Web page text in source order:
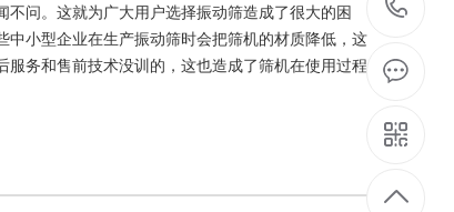
问。这就为广大用户选择振动筛造成了很大的困
小型企业在生产振动筛时会把筛机的材质降低，这
务和售前技术没训的，这也造成了筛机在使用过程